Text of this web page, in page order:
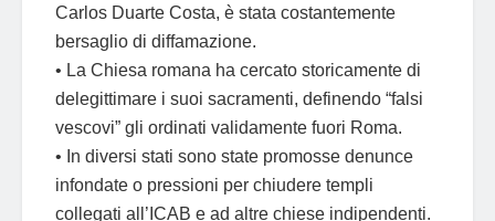
Carlos Duarte Costa, è stata costantemente
bersaglio di diffamazione.
• La Chiesa romana ha cercato storicamente di
delegittimare i suoi sacramenti, definendo “falsi
vescovi” gli ordinati validamente fuori Roma.
• In diversi stati sono state promosse denunce
infondate o pressioni per chiudere templi
collegati all’ICAB e ad altre chiese indipendenti.